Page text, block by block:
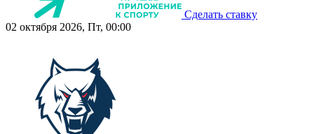
Сделать ставку
02 октября 2026, Пт, 00:00